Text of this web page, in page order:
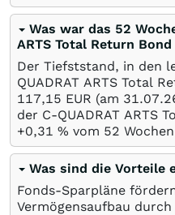
Was war das 52
ARTS Total Return
Der Tiefststand, in den
QUADRAT ARTS Total
117,15 EUR (am
der C-QUADRAT ARTS
+0,31 % vom 52
Was sind die Vorteile
Fonds-Sparpläne
Vermögensaufbau